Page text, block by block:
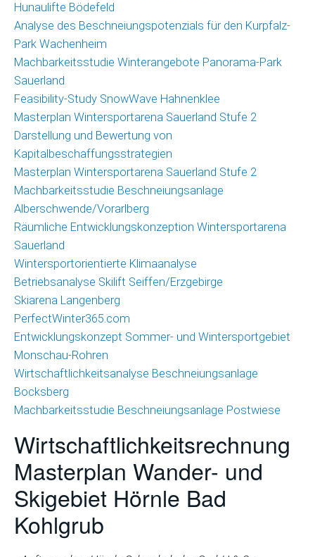
Hunaulifte Bödefeld
Analyse des Beschneiungspotenzials für den Kurpfalz-
Park Wachenheim
Machbarkeitsstudie Winterangebote Panorama-Park
Sauerland
Feasibility-Study SnowWave Hahnenklee
Masterplan Wintersportarena Sauerland Stufe 2
Darstellung und Bewertung von
Kapitalbeschaffungsstrategien
Masterplan Wintersportarena Sauerland Stufe 2
Machbarkeitsstudie Beschneiungsanlage
Alberschwende/Vorarlberg
Räumliche Entwicklungskonzeption Wintersportarena
Sauerland
Wintersportorientierte Klimaanalyse
Betriebsanalyse Skilift Seiffen/Erzgebirge
Skiarena Langenberg
PerfectWinter365.com
Entwicklungskonzept Sommer- und Wintersportgebiet
Monschau-Rohren
Wirtschaftlichkeitsanalyse Beschneiungsanlage
Bocksberg
Machbarkeitsstudie Beschneiungsanlage Postwiese
Wirtschaftlichkeitsrechnung
Masterplan Wander- und
Skigebiet Hörnle Bad
Kohlgrub